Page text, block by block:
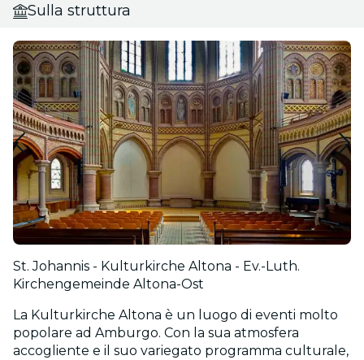
Sulla struttura
St. Johannis - Kulturkirche Altona - Ev.-Luth.
Kirchengemeinde Altona-Ost
La Kulturkirche Altona è un luogo di eventi molto
popolare ad Amburgo. Con la sua atmosfera
accogliente e il suo variegato programma culturale,